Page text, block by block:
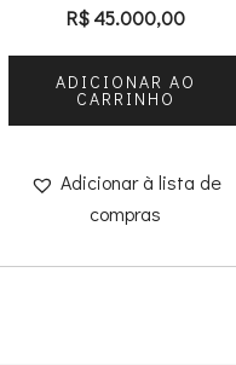
R$45.000,00
ADICIONAR AO
CARRINHO
Adicionar à lista de
compras